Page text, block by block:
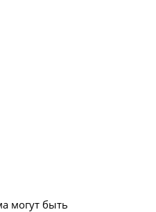
могут быть